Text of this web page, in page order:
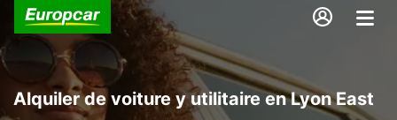
Alquiler de voiture y utilitaire en Lyon East